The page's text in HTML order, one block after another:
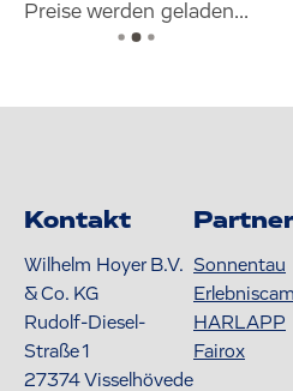
Preise werden geladen...
Kontakt
Wilhelm Hoyer B.V.
& Co. KG
Rudolf-Diesel-
Straße 1
27374Visselhövede
Partner
Sonnentau
HARLAPP
Fairox